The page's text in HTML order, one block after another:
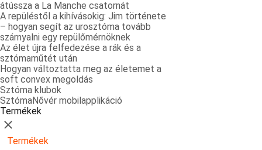
átússza a La Manche csatornát
A repüléstől a kihívásokig: Jim története
– hogyan segít az urosztóma tovább
szárnyalni egy repülőmérnöknek
Az élet újra felfedezése a rák és a
sztómaműtét után
Hogyan változtatta meg az életemet a
soft convex megoldás
Sztóma klubok
SztómaNővér mobilapplikáció
Termékek
Bezárás
Termékek